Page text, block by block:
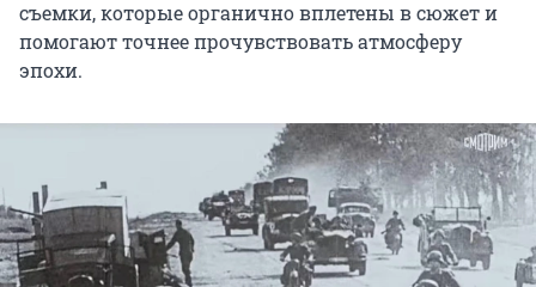
съемки, которые органично вплетены в сюжет и
помогают точнее прочувствовать атмосферу
эпохи.